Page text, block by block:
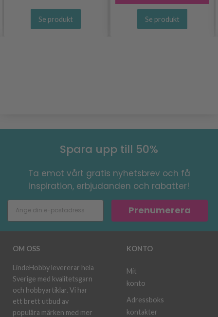
Se produkt Se produkt
Spara upp till 50%
Ta emot vårt gratis nyhetsbrev och få
inspiration, erbjudanden och rabatter!
Prenumerera
OM OSS
LindeHobby levererar hela
Sverige med kvalitetsgarn
och hobbyartiklar. Vi har
ett brett utbud av
populära märken med mer
KONTO
Mit
konto
Adressboks
kontakter